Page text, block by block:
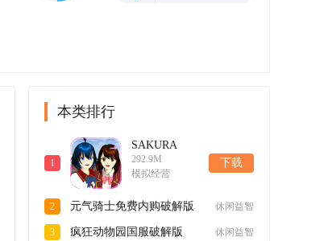
本类排行
1
SAKURA
SchoolSimulator
樱花校园模拟
版v1.043.02安
卓版
292.9M
模拟经营
下载
2
元气骑士免费内购破解版
休闲益智
3
疯狂动物园国服破解版
休闲益智